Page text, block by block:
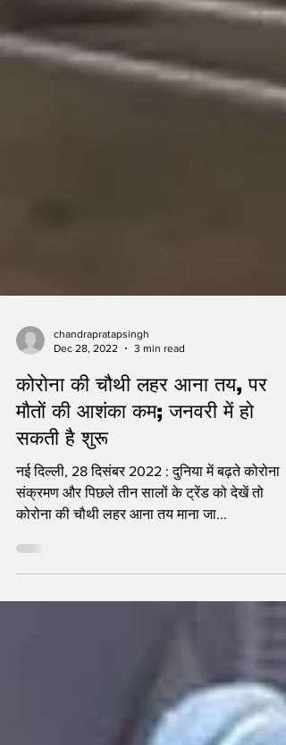
chandrapratapsingh
3 min read
कोरोना की चौथी लहर आना तय, पर
मौतों की आशंका कम; जनवरी में हो
सकती है शुरू
नई दिल्ली, 28 दिसंबर 2022 : दुनिया में बढ़ते कोरोना
संक्रमण और पिछले तीन सालों के ट्रेंड को देखें तो